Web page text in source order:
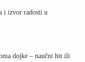
i izvor radosti u
dojke – naučni hit ili